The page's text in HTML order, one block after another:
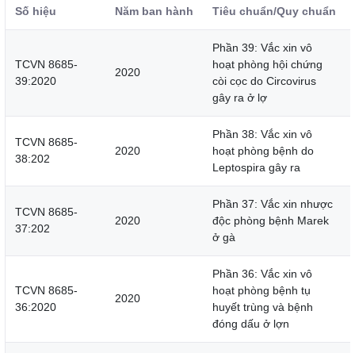
Số hiệu Năm ban hành Tiêu chuẩn/Quy chuẩn
TCVN 8685-
39:2020
2020
Phần 39: Vắc xin vô
hoạt phòng hội chứng
còi cọc do Circovirus
gây ra ở lợ
TCVN 8685-
38:202
2020
Phần 38: Vắc xin vô
hoạt phòng bệnh do
Leptospira gây ra
TCVN 8685-
37:202
2020
Phần 37: Vắc xin nhược
độc phòng bệnh Marek
ở gà
TCVN 8685-
36:2020
2020
Phần 36: Vắc xin vô
hoạt phòng bệnh tụ
huyết trùng và bệnh
đóng dấu ở lợn